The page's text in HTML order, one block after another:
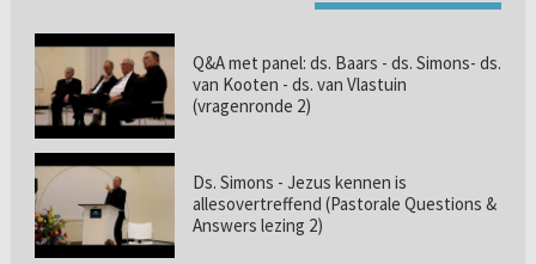
Q&A met panel: ds. Baars - ds. Simons- ds.
van Kooten - ds. van Vlastuin
(vragenronde 2)
Ds. Simons - Jezus kennen is
allesovertreffend (Pastorale Questions &
Answers lezing 2)